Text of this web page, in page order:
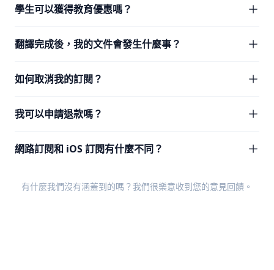
學生可以獲得教育優惠嗎？
翻譯完成後，我的文件會發生什麼事？
如何取消我的訂閱？
我可以申請退款嗎？
網路訂閱和 iOS 訂閱有什麼不同？
有什麼我們沒有涵蓋到的嗎？我們很樂意收到您的意見回饋 。